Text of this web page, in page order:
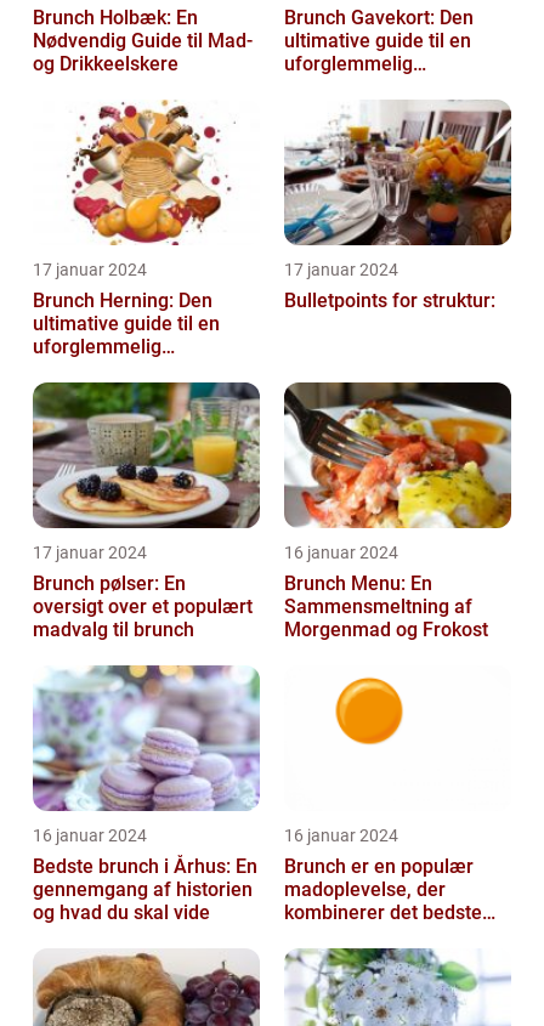
Brunch Holbæk: En
Nødvendig Guide til Mad-
og Drikkeelskere
Brunch Gavekort: Den
ultimative guide til en
uforglemmelig
17 januar 2024
Brunch Herning: Den
ultimative guide til en
uforglemmelig
17 januar 2024
Bulletpoints for struktur:
17 januar 2024
Brunch pølser: En
oversigt over et populært
madvalg til brunch
16 januar 2024
Brunch Menu: En
Sammensmeltning af
Morgenmad og Frokost
16 januar 2024
Bedste brunch i Århus: En
gennemgang af historien
og hvad du skal vide
16 januar 2024
Brunch er en populær
madoplevelse, der
kombinerer det bedste
frokost